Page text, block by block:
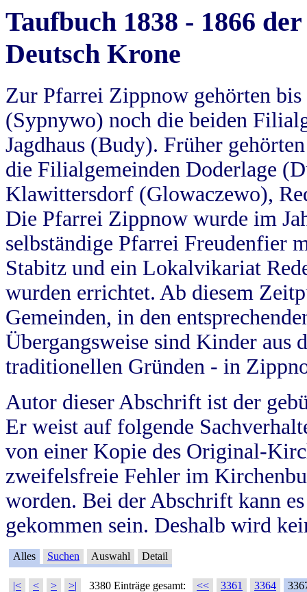
Taufbuch 1838 - 1866
Deutsch Krone
Zur Pfarrei Zippnow gehörten
(Sypnywo) noch die beiden
Jagdhaus (Budy). Früher
die Filialgemeinden Doderlage
Klawittersdorf (Glowaczewo),
Die Pfarrei Zippnow wurde im
selbständige Pfarrei Freudenfier
Stabitz und ein Lokalvikariat
wurden errichtet. Ab diesem
Gemeinden, in den
Übergangsweise sind Kinder aus
traditionellen Gründen - in
Autor dieser Abschrift ist der
Er weist auf folgende
von einer Kopie des Original-
zweifelsfreie Fehler im
worden. Bei der Abschrift kann
gekommen sein. Deshalb wird
Alles Suchen Auswahl Detail
|< < > >| 3380 Einträge gesamt: << 3361 3364